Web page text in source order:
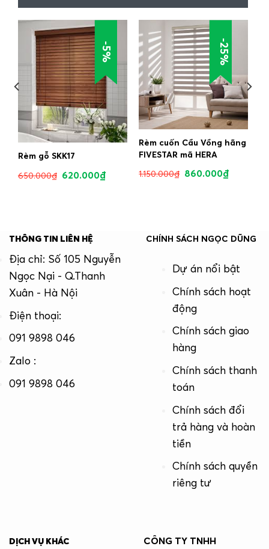
-5%
Rèm gỗ SKK17
650.000₫ 620.000₫
-25%
Rèm cuốn Cầu Vồng hãng
FIVESTAR mã HERA
1.150.000₫ 860.000₫
THÔNG TIN LIÊN HỆ
Địa chỉ: Số 105 Nguyễn
Ngọc Nại - Q.Thanh
Xuân - Hà Nội
Điện thoại:
091 9898 046
Zalo :
091 9898 046
CHÍNH SÁCH NGỌC DŨNG
Dự án nổi bật
Chính sách hoạt
động
Chính sách giao
hàng
Chính sách thanh
toán
Chính sách đổi
trả hàng và hoàn
tiền
Chính sách quyền
riêng tư
DỊCH VỤ KHÁC
CÔNG TY TNHH